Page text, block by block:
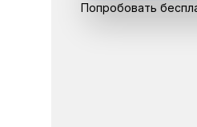
Попробовать